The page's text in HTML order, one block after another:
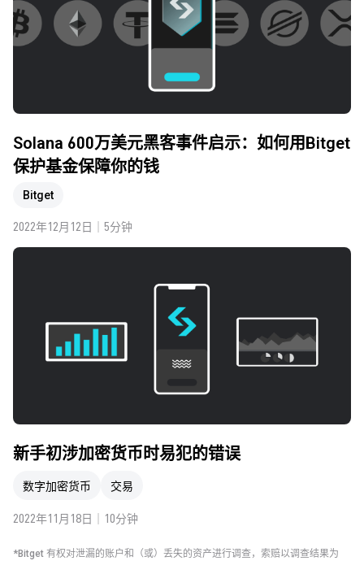
Solana 600万美元黑客事件启示：如何用Bitget
保护基金保障你的钱
Bitget
2022年12月12日｜5分钟
新手初涉加密货币时易犯的错误
数字加密货币 交易
2022年11月18日｜10分钟
*Bitget 有权对泄漏的账户和（或）丢失的资产进行调查，索赔以调查结果为